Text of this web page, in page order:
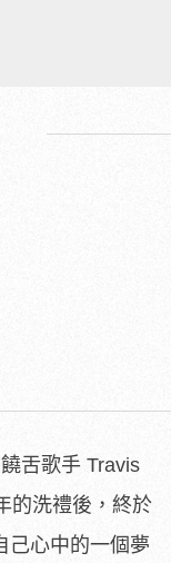
舌歌手 Travis
的洗禮後，終於
己心中的一個夢